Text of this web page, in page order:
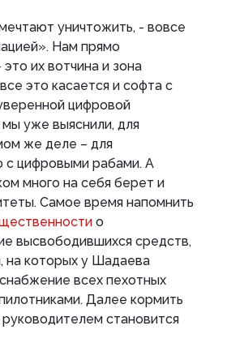
уничтожить, - вовсе
Нам прямо
их вотчина и зона
это касается и софта с
цифровой
уже выяснили, для
же деле – для
с цифровыми рабами. А
много на себя берет и
Самое время напомнить
о
высвободившихся средств,
на которых у Шадаева
всех пехотных
Далее кормить
становится